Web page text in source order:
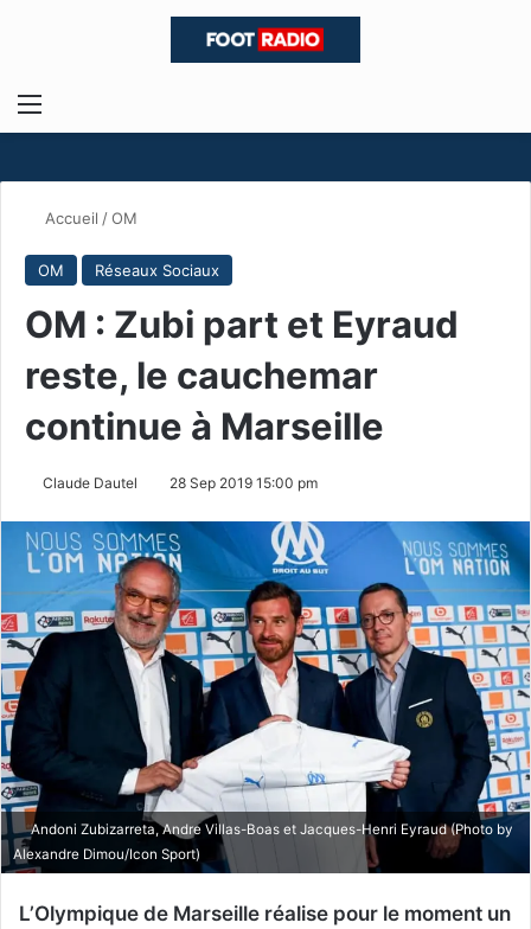
Menu
Accueil /OM
OM Réseaux Sociaux
OM : Zubi part et Eyraud
reste, le cauchemar
continue à Marseille
Claude Dautel 28 Sep 2019 15:00 pm
Andoni Zubizarreta, Andre Villas-Boas et Jacques-Henri Eyraud (Photo by
Alexandre Dimou/Icon Sport)
L’Olympique de Marseille réalise pour le moment un